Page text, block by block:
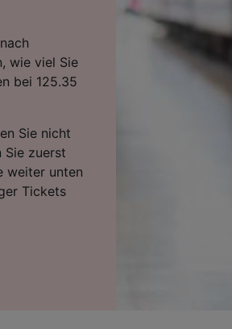
wie viel Sie
bei 125.35
Sie nicht
Sie zuerst
weiter unten
Tickets